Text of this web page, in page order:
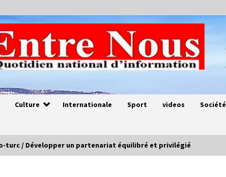
Culture Internationale Sport videos Société
turc / Développer un partenariat équilibré et privilégié